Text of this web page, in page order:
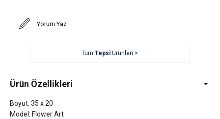
Yorum Yaz
TümTepsi Ürünleri >
Ürün Özellikleri
Boyut: 35 x 20
Model: Flower Art